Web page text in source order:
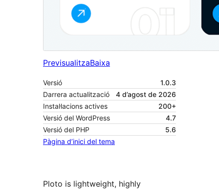
PrevisualitzaBaixa
Versió
1.0.3
Darrera actualització
4 d’agost de 2026
Instal·lacions actives
200+
Versió del WordPress
4.7
Versió del PHP
5.6
Pàgina d’inici del tema
Ploto is lightweight, highly